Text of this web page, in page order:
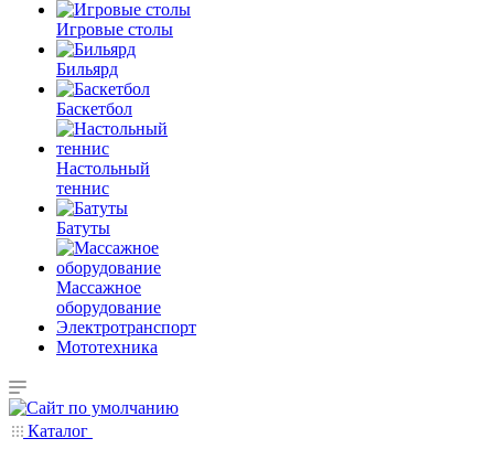
Игровые столы
Бильярд
Баскетбол
Настольный
теннис
Батуты
Массажное
оборудование
Электротранспорт
Мототехника
Каталог